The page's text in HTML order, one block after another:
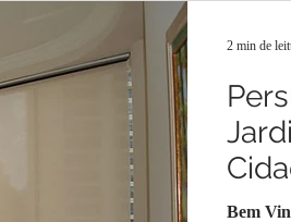
Bem
2 min de